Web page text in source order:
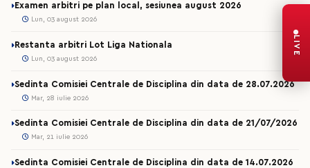
Examen arbitri pe plan local, sesiunea august 2026
Lun, 03 august 2026
Restanta arbitri Lot Liga Nationala
Lun, 03 august 2026
Sedinta Comisiei Centrale de Disciplina din data de 28.07.2026
Mar, 28 iulie 2026
Sedinta Comisiei Centrale de Disciplina din data de 21/07/2026
Mar, 21 iulie 2026
Sedinta Comisiei Centrale de Disciplina din data de 14.07.2026
LIVE